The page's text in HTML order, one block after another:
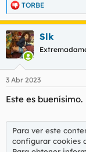
R
e
a
c
c
i
e
:
TORBE
Slk
3 Abr 2023
Este es buenísimo.
Para ver este
configurar cookies